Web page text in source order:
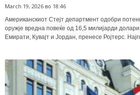
March 19, 2026 во 18:46
Американскиот Стејт департмент одобри
оружје вредна повеќе од 16,5 милијарди
Емирати, Кувајт и Јордан, пренесе Ројтерс.